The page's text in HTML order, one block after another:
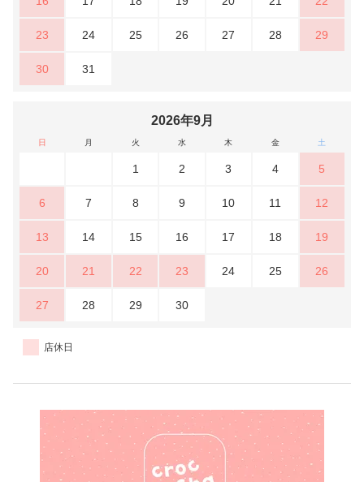
23 24 25 26 27 28 29
30 31
2026年9月
日 月 火 水 木 金 土
1 2 3 4 5
6 7 8 9 10 11 12
13 14 15 16 17 18 19
20 21 22 23 24 25 26
27 28 29 30
店休日